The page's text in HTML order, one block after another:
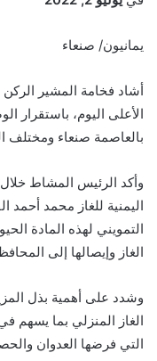
يمانيون/ صنعاء
أشاد فخامة المشير
الأعلى اليوم، باستقرار
بالعاصمة صنعاء ومختلف
وأكد الرئيس المشاط خلال
اليمنية للغاز محمد أحمد
التمويني لهذه المادة
الغاز وإيصالها إلى
وشدد على أهمية بذل
الغاز المنزلي بما يسهم
التي فرضها العدوان